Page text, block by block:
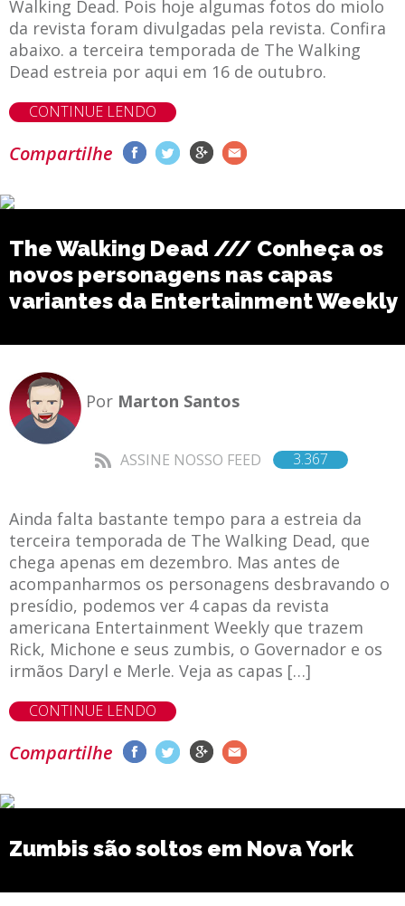
Walking Dead. Pois hoje algumas fotos do miolo
da revista foram divulgadas pela revista. Confira
abaixo. a terceira temporada de The Walking
Dead estreia por aqui em 16 de outubro.
CONTINUE LENDO
Compartilhe
The Walking Dead /// Conheça os
novos personagens nas capas
variantes da Entertainment Weekly
Por Marton Santos
ASSINE NOSSO FEED 3.367
Ainda falta bastante tempo para a estreia da
terceira temporada de The Walking Dead, que
chega apenas em dezembro. Mas antes de
acompanharmos os personagens desbravando o
presídio, podemos ver 4 capas da revista
americana Entertainment Weekly que trazem
Rick, Michone e seus zumbis, o Governador e os
irmãos Daryl e Merle. Veja as capas […]
CONTINUE LENDO
Compartilhe
Zumbis são soltos em Nova York